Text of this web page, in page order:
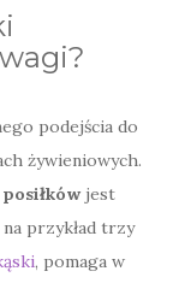
podejścia do
żywieniowych.
jest
przykład trzy
, pomaga w